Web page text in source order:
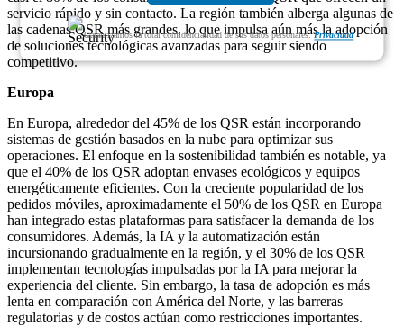
Garantizamos la total confidencialidad de sus datos personales.Privacidad
servicio rápido y sin contacto. La región también alberga algunas de
las cadenas QSR más grandes, lo que impulsa aún más la adopción
de soluciones tecnológicas avanzadas para seguir siendo
competitivo.
Europa
En Europa, alrededor del 45% de los QSR están incorporando
sistemas de gestión basados ​​en la nube para optimizar sus
operaciones. El enfoque en la sostenibilidad también es notable, ya
que el 40% de los QSR adoptan envases ecológicos y equipos
energéticamente eficientes. Con la creciente popularidad de los
pedidos móviles, aproximadamente el 50% de los QSR en Europa
han integrado estas plataformas para satisfacer la demanda de los
consumidores. Además, la IA y la automatización están
incursionando gradualmente en la región, y el 30% de los QSR
implementan tecnologías impulsadas por la IA para mejorar la
experiencia del cliente. Sin embargo, la tasa de adopción es más
lenta en comparación con América del Norte, y las barreras
regulatorias y de costos actúan como restricciones importantes.